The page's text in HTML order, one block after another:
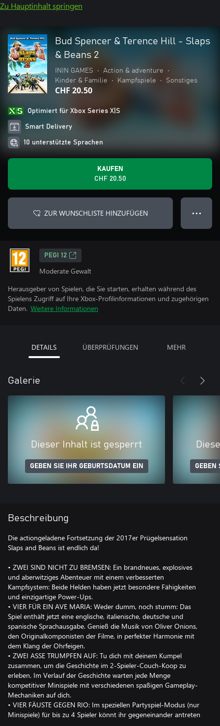
Zu Hauptinhalt springen
Bud Spencer & Terence Hill - Slaps
& Beans 2
ININ GAMES • Action & adventure
•
Kinder & Familie
• Kampfspiele • Sonstiges
CHF 20.50
Optimiert für Xbox Series X|S
Smart Delivery
10 unterstützte Sprachen
KAUFEN
CHF 20.50
ZUR WUNSCHLISTE HINZUFÜGEN ● ● ●
PEGI 12
Moderate Gewalt
Herausgeber von Spielen, die Sie starten, erhalten während des
Spielens Zugriff auf Ihre Xbox-Profilinformationen und zugehörigen
Daten. Weitere Informationen
DETAILS ÜBERPRÜFUNGEN MEHR
Galerie
Dieser Inhalt ist gesperrt
GEBEN SIE IHR GEBURTSDATUM EIN GEBEN
Beschreibung
Die actiongeladene Fortsetzung der 2017er Prügelsensation
Slaps and Beans ist endlich da!
• ZWEI SIND NICHT ZU BREMSEN: Ein brandneues, explosives
und aberwitziges Abenteuer mit einem verbesserten
Kampfsystem: Beide Helden haben jetzt besondere Fähigkeiten
und einzigartige Power-Ups.
• VIER FÜR EIN AVE MARIA: Weder dumm, noch stumm: Das
Spiel enthält jetzt eine englische, italienische, deutsche und
spanische Sprachausgabe. Genieß die Musik von Oliver Onions,
den Originalkomponisten der Filme, in perfekter Harmonie mit
dem Klang der Ohrfeigen.
• ZWEI ASSE TRUMPFEN AUF: Tu dich mit deinem Kumpel
zusammen, um die Geschichte im 2-Spieler-Couch-Koop zu
erleben. Im Verlauf der Geschichte warten jede Menge
kompetitiver Minispiele mit verschiedenen spaßigen Gameplay-
Mechaniken auf dich.
• VIER FÄUSTE GEGEN RIO: Im speziellen Partyspiel-Modus (nur
Minispiele) für bis zu 4 Spieler könnt ihr gegeneinander antreten